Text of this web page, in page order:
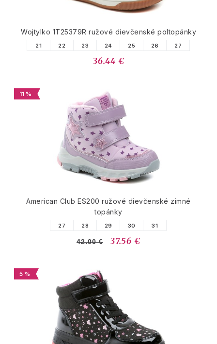
Wojtylko 1T25379R ružové dievčenské poltopánky
21 22 23 24 25 26 27
36.44 €
11 %
American Club ES200 ružové dievčenské zimné
topánky
27 28 29 30 31
42.00 € 37.56 €
5 %